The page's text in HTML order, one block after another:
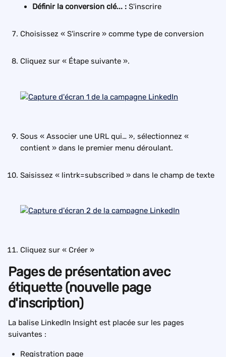
Définir la conversion clé... : S'inscrire
Choisissez « S'inscrire » comme type de conversion
Cliquez sur « Étape suivante ».
Sous « Associer une URL qui… », sélectionnez «
contient » dans le premier menu déroulant.
Saisissez « lintrk=subscribed » dans le champ de texte
Cliquez sur « Créer »
Pages de présentation avec
étiquette (nouvelle page
d'inscription)
La balise LinkedIn Insight est placée sur les pages
suivantes :
Registration page